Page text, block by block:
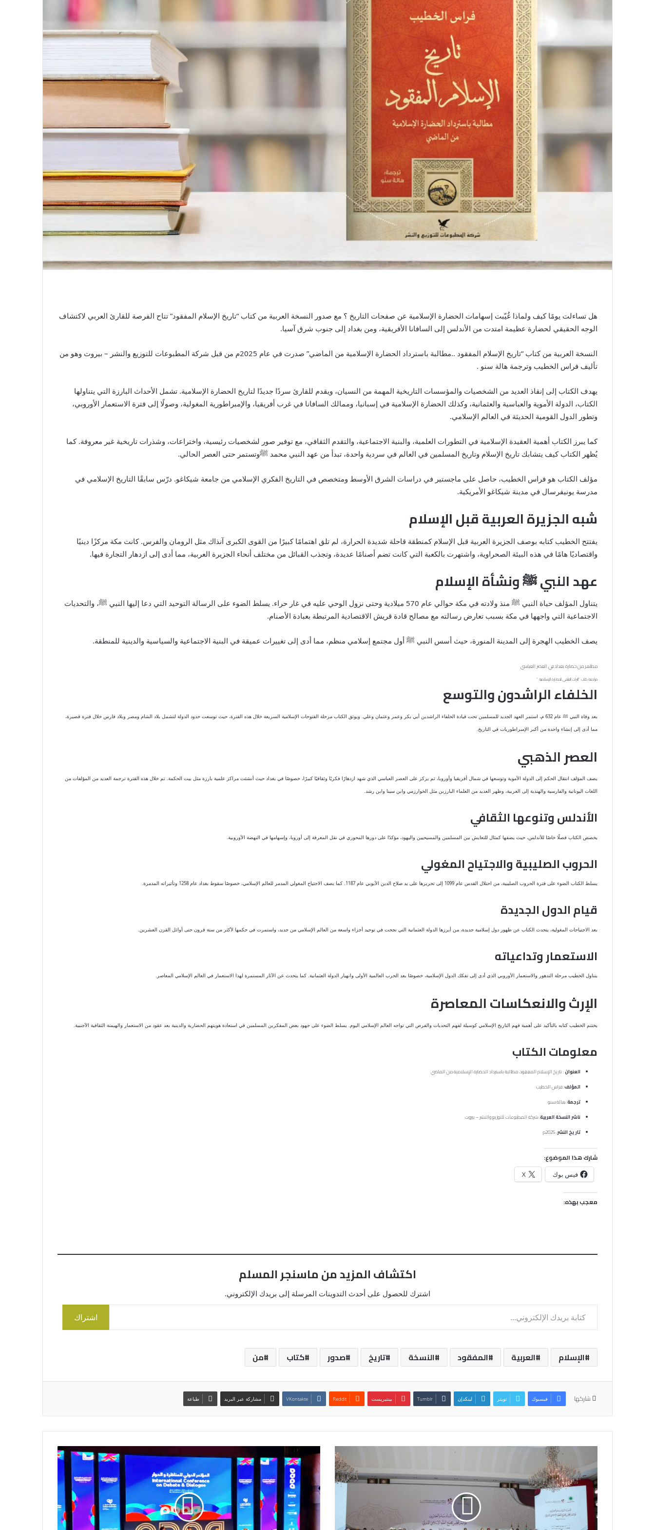
هل تساءلت يومًا كيف ولماذا غُيّبت إسهامات الحضارة الإسلامية عن صفحات التاريخ ؟ مع صدور النسخة العربية من كتاب “تاريخ الإسلام المفقود” تتاح الفرصة للقارئ العربي لاكتشاف
الوجه الحقيقي لحضارة عظيمة امتدت من الأندلس إلى السافانا الأفريقية، ومن بغداد إلى جنوب شرق آسيا.
النسخة العربية من كتاب “تاريخ الإسلام المفقود ..مطالبة باسترداد الحضارة الإسلامية من الماضي” صدرت في عام 2025م من قبل شركة المطبوعات للتوزيع والنشر – بيروت وهو من
تأليف فراس الخطيب وترجمة هالة سنو .
يهدف الكتاب إلى إنقاذ العديد من الشخصيات والمؤسسات التاريخية المهمة من النسيان، ويقدم للقارئ سردًا جديدًا لتاريخ الحضارة الإسلامية. تشمل الأحداث البارزة التي يتناولها
الكتاب، الدولة الأموية والعباسية والعثمانية، وكذلك الحضارة الإسلامية في إسبانيا، وممالك السافانا في غرب أفريقيا، والإمبراطورية المغولية، وصولًا إلى فترة الاستعمار الأوروبي،
وتطور الدول القومية الحديثة في العالم الإسلامي.
كما يبرز الكتاب أهمية العقيدة الإسلامية في التطورات العلمية، والبنية الاجتماعية، والتقدم الثقافي، مع توفير صور لشخصيات رئيسية، واختراعات، وشذرات تاريخية غير معروفة. كما
يُظهر الكتاب كيف يتشابك تاريخ الإسلام وتاريخ المسلمين في العالم في سردية واحدة، تبدأ من عهد النبي محمد ﷺوتستمر حتى العصر الحالي.
مؤلف الكتاب هو فراس الخطيب، حاصل على ماجستير في دراسات الشرق الأوسط ومتخصص في التاريخ الفكري الإسلامي من جامعة شيكاغو. درّس سابقًا التاريخ الإسلامي في
مدرسة يونيفرسال في مدينة شيكاغو الأمريكية.
شبه الجزيرة العربية قبل الإسلام
يفتتح الخطيب كتابه بوصف الجزيرة العربية قبل الإسلام كمنطقة قاحلة شديدة الحرارة، لم تلق اهتمامًا كبيرًا من القوى الكبرى آنذاك مثل الرومان والفرس. كانت مكة مركزًا دينيًا
واقتصاديًا هامًا في هذه البيئة الصحراوية، واشتهرت بالكعبة التي كانت تضم أصنامًا عديدة، وتجذب القبائل من مختلف أنحاء الجزيرة العربية، مما أدى إلى ازدهار التجارة فيها.
عهد النبيﷺونشأة الإسلام
يتناول المؤلف حياة النبي ﷺ منذ ولادته في مكة حوالي عام 570 ميلادية وحتى نزول الوحي عليه في غار حراء. يسلط الضوء على الرسالة التوحيد التي دعا إليها النبي ﷺ، والتحديات
الاجتماعية التي واجهها في مكة بسبب تعارض رسالته مع مصالح قادة قريش الاقتصادية المرتبطة بعبادة الأصنام.
يصف الخطيب الهجرة إلى المدينة المنورة، حيث أسس النبي ﷺ أول مجتمع إسلامي منظم، مما أدى إلى تغييرات عميقة في البنية الاجتماعية والسياسية والدينية للمنطقة.
مظاهر من حضارة بغداد في العصر العباسي
مراجعة كتاب “التراث العلمي للحضارة الإسلامية “
الخلفاء الراشدون والتوسع
بعد وفاة النبي ﷺ
عام 632 م، استمر العهد الجديد للمسلمين تحت قيادة الخلفاء الراشدين أبي بكر وعمر وعثمان وعلي. ويوثق الكتاب مرحلة الفتوحات الإسلامية السريعة خلال هذه الفترة، حيث توسعت حدود الدولة لتشمل بلاد الشام ومصر وبلاد فارس خلال فترة قصيرة،
مما أدى إلى إنشاء واحدة من أكبر الإمبراطوريات في التاريخ.
العصر الذهبي
يصف المؤلف انتقال الحكم إلى الدولة الأموية وتوسعها في شمال أفريقيا وأوروبا، ثم يركز على العصر العباسي الذي شهد ازدهارًا فكريًا وثقافيًا كبيرًا، خصوصًا في بغداد حيث أنشئت مراكز علمية بارزة مثل بيت الحكمة. تم خلال هذه الفترة ترجمة العديد من المؤلفات من
اللغات اليونانية والفارسية والهندية إلى العربية، وظهر العديد من العلماء البارزين مثل الخوارزمي وابن سينا وابن رشد.
الأندلس وتنوعها الثقافي
يخصص الكتاب فصلًا خاصًا للأندلس، حيث يصفها كمثال للتعايش بين المسلمين والمسيحيين واليهود، مؤكدًا على دورها المحوري في نقل المعرفة إلى أوروبا، وإسهامها في النهضة الأوروبية.
الحروب الصليبية والاجتياح المغولي
يسلط الكتاب الضوء على فترة الحروب الصليبية، من احتلال القدس عام 1099 إلى تحريرها على يد صلاح الدين الأيوبي عام 1187. كما يصف الاجتياح المغولي المدمر للعالم الإسلامي، خصوصًا سقوط بغداد عام 1258 وتأثيراته المدمرة.
قيام الدول الجديدة
بعد الاجتياحات المغولية، يتحدث الكتاب عن ظهور دول إسلامية جديدة، من أبرزها الدولة العثمانية التي نجحت في توحيد أجزاء واسعة من العالم الإسلامي من جديد، واستمرت في حكمها لأكثر من ستة قرون حتى أوائل القرن العشرين.
الاستعمار وتداعياته
يتناول الخطيب مرحلة التدهور والاستعمار الأوروبي الذي أدى إلى تفكك الدول الإسلامية، خصوصًا بعد الحرب العالمية الأولى وانهيار الدولة العثمانية. كما يتحدث عن الآثار المستمرة لهذا الاستعمار في العالم الإسلامي المعاصر.
الإرث والانعكاسات المعاصرة
يختتم الخطيب كتابه بالتأكيد على أهمية فهم التاريخ الإسلامي كوسيلة لفهم التحديات والفرص التي تواجه العالم الإسلامي اليوم. يسلط الضوء على جهود بعض المفكرين المسلمين في استعادة هويتهم الحضارية والدينية بعد عقود من الاستعمار والهيمنة الثقافية الأجنبية.
معلومات الكتاب
العنوان: تاريخ الإسلام المفقود، مطالبة باسترداد الحضارة الإسلامية من الماضي
المؤلف: فراس الخطيب
ترجمة: هالة سنو
ناشر النسخة العربية: شركة المطبوعات للتوزيع والنشر – بيروت
تاريخ النشر: 2025م
شارك هذا الموضوع:
فيس بوك X
معجب بهذه:
اكتشاف المزيد من ماسنجر المسلم
اشترك للحصول على أحدث التدوينات المرسلة إلى بريدك الإلكتروني.
كتابة بريدك الإلكتروني...
اشتراك
الإسلام العربية المفقود النسخة تاريخ صدور كتاب من
شاركها فيسبوك تويتر لينكدإن بينتيريست مشاركة عبر البريد طباعة